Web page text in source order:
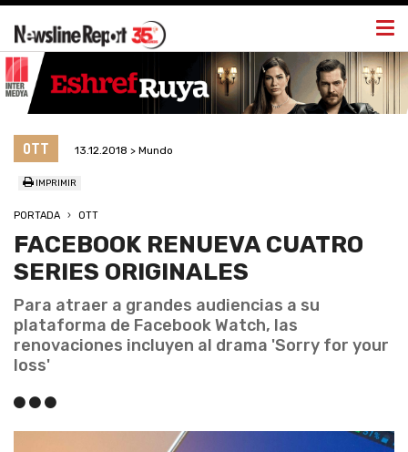
OTT 13.12.2018 > Mundo
IMPRIMIR
PORTADA OTT
FACEBOOK RENUEVA CUATRO
SERIES ORIGINALES
Para atraer a grandes audiencias a su
plataforma de Facebook Watch, las
renovaciones incluyen al drama 'Sorry for your
loss'